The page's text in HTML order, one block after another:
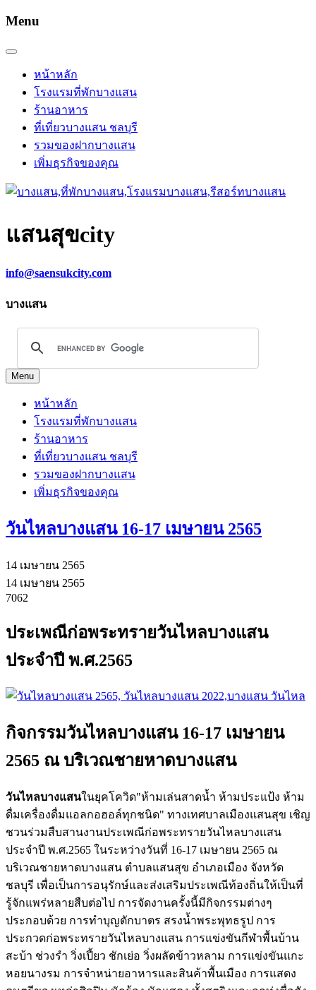
Menu
หน้าหลัก
โรงแรมที่พักบางแสน
ร้านอาหาร
ที่เที่ยวบางแสน ชลบุรี
รวมของฝากบางแสน
เพิ่มธุรกิจของคุณ
แสนสุขcity
info@saensukcity.com
บางแสน
Menu
หน้าหลัก
โรงแรมที่พักบางแสน
ร้านอาหาร
ที่เที่ยวบางแสน ชลบุรี
รวมของฝากบางแสน
เพิ่มธุรกิจของคุณ
วันไหลบางแสน 16-17 เมษายน 2565
14 เมษายน 2565
14 เมษายน 2565
7062
ประเพณีก่อพระทรายวันไหลบางแสน
ประจำปี พ.ศ.2565
กิจกรรมวันไหลบางแสน 16-17 เมษายน
2565 ณ บริเวณชายหาดบางแสน
วันไหลบางแสนในยุคโควิด"ห้ามเล่นสาดน้ำ ห้ามประแป้ง ห้าม
ดื่มเครื่องดื่มแอลกอฮอล์ทุกชนิด" ทางเทศบาลเมืองแสนสุข เชิญ
ชวนร่วมสืบสานงานประเพณีก่อพระทรายวันไหลบางแสน
ประจำปี พ.ศ.2565 ในระหว่างวันที่ 16-17 เมษายน 2565 ณ
บริเวณชายหาดบางแสน ตำบลแสนสุข อำเภอเมือง จังหวัด
ชลบุรี เพื่อเป็นการอนุรักษ์และส่งเสริมประเพณีท้องถิ่นให้เป็นที่
รู้จักแพร่หลายสืบต่อไป การจัดงานครั้งนี้มีกิจกรรมต่างๆ
ประกอบด้วย การทำบุญตักบาตร สรงน้ำพระพุทธรูป การ
ประกวดก่อพระทรายวันไหลบางแสน การแข่งขันกีฬาพื้นบ้าน
สะบ้า ช่วงรำ วิ่งเปี้ยว ชักเย่อ วิ่งผลัดข้าวหลาม การแข่งขันแกะ
หอยนางรม การจำหน่ายอาหารและสินค้าพื้นเมือง การแสดง